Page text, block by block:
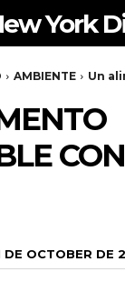
York
AMBIENTE
Un
DE OCTOBER DE